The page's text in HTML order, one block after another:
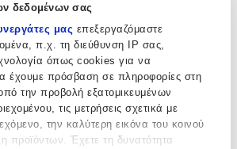
δεδομένων σας
μας επεξεργαζόμαστε
π.χ. τη διεύθυνση IP σας,
όπως cookies για να
έχουμε πρόσβαση σε πληροφορίες στη
την προβολή εξατομικευμένων
τις μετρήσεις σχετικά με
την καλύτερη εικόνα του κοινού
προϊόντων. Έχετε τη δυνατότητα